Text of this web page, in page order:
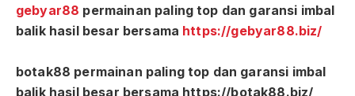
gebyar88 permainan paling top dan garansi imbal
balik hasil besar bersama https://gebyar88.biz/
botak88 permainan paling top dan garansi imbal
balik hasil besar bersama https://botak88.biz/